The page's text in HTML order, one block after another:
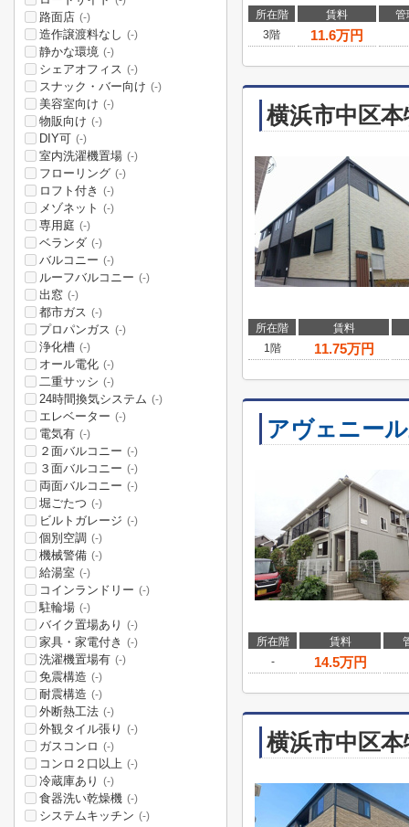
所在階 賃料
管
3階
11.6万円
横浜市中区
所在階
賃料
1階
11.75万円
アヴェニー
所在階 賃料
-
14.5万円
横浜市中区
路面店 (-)
造作譲渡料なし (-)
静かな環境 (-)
シェアオフィス (-)
スナック・バー向け (-)
美容室向け (-)
物販向け (-)
DIY可 (-)
室内洗濯機置場 (-)
フローリング (-)
ロフト付き (-)
メゾネット (-)
専用庭 (-)
ベランダ (-)
バルコニー (-)
ルーフバルコニー (-)
出窓 (-)
都市ガス (-)
プロパンガス (-)
浄化槽 (-)
オール電化 (-)
二重サッシ (-)
24時間換気システム (-)
エレベーター (-)
電気有 (-)
２面バルコニー (-)
３面バルコニー (-)
両面バルコニー (-)
堀ごたつ (-)
ビルトガレージ (-)
個別空調 (-)
機械警備 (-)
給湯室 (-)
コインランドリー (-)
駐輪場 (-)
バイク置場あり (-)
家具・家電付き (-)
洗濯機置場有 (-)
免震構造 (-)
耐震構造 (-)
外断熱工法 (-)
外観タイル張り (-)
ガスコンロ (-)
コンロ２口以上 (-)
冷蔵庫あり (-)
食器洗い乾燥機 (-)
システムキッチン (-)